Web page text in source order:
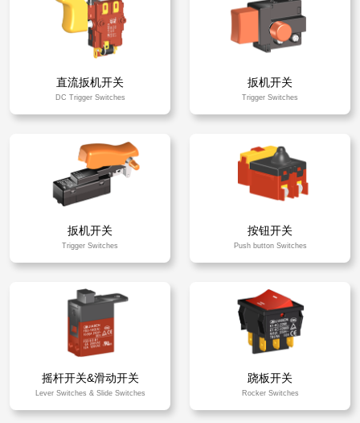
直流扳机开关
DC Trigger Switches
扳机开关
Trigger Switches
扳机开关
Trigger Switches
按钮开关
Push button Switches
摇杆开关&滑动开关
Lever Switches & Slide Switches
跷板开关
Rocker Switches